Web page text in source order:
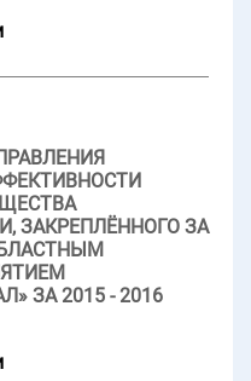
ЗАКРЕПЛЁННОГО ЗА
ЗА 2015 - 2016